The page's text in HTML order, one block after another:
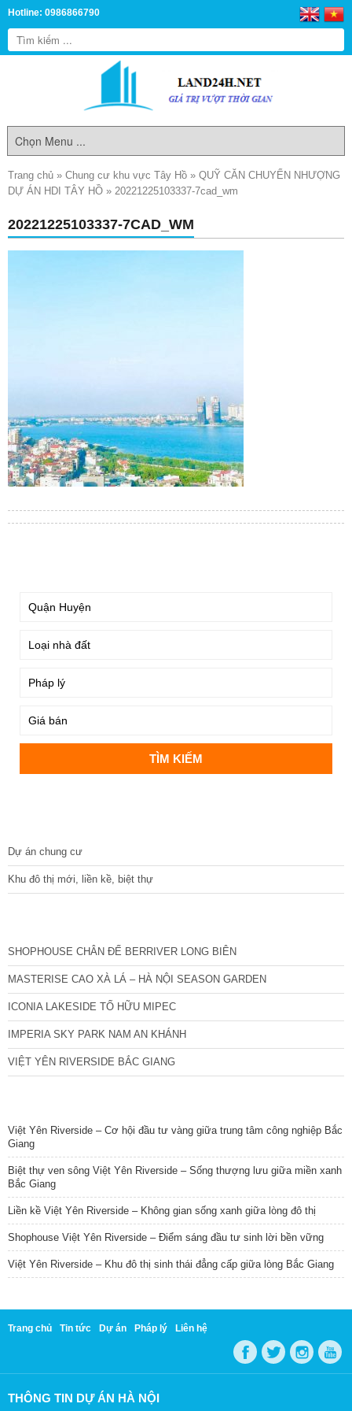
Hotline: 0986866790
Trang chủ » Chung cư khu vực Tây Hồ » QUỸ CĂN CHUYỂN NHƯỢNG
DỰ ÁN HDI TÂY HỒ » 20221225103337-7cad_wm
20221225103337-7CAD_WM
Dự án chung cư
Khu đô thị mới, liền kề, biệt thự
SHOPHOUSE CHÂN ĐẾ BERRIVER LONG BIÊN
MASTERISE CAO XÀ LÁ – HÀ NỘI SEASON GARDEN
ICONIA LAKESIDE TỐ HỮU MIPEC
IMPERIA SKY PARK NAM AN KHÁNH
VIỆT YÊN RIVERSIDE BẮC GIANG
Việt Yên Riverside – Cơ hội đầu tư vàng giữa trung tâm công nghiệp Bắc
Giang
Biệt thự ven sông Việt Yên Riverside – Sống thượng lưu giữa miền xanh
Bắc Giang
Liền kề Việt Yên Riverside – Không gian sống xanh giữa lòng đô thị
Shophouse Việt Yên Riverside – Điểm sáng đầu tư sinh lời bền vững
Việt Yên Riverside – Khu đô thị sinh thái đẳng cấp giữa lòng Bắc Giang
Trang chủ Tin tức Dự án Pháp lý Liên hệ
THÔNG TIN DỰ ÁN HÀ NỘI